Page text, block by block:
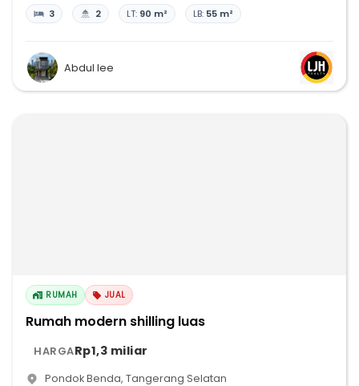
3 2 LT: 90 m² LB: 55 m²
Abdul lee
RUMAH JUAL
Rumah modern shilling luas
HARGARp1,3 miliar
Pondok Benda, Tangerang Selatan